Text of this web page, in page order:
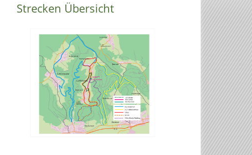
Strecken Übersicht